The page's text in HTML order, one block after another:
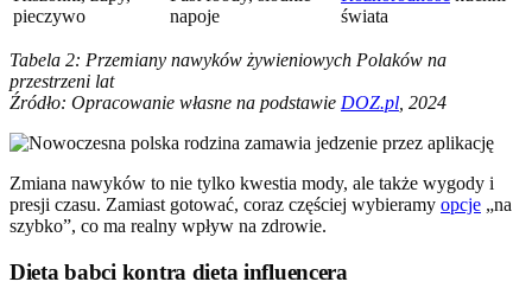
pieczywo
napoje
świata
Tabela 2: Przemiany nawyków żywieniowych Polaków na
przestrzeni lat
Źródło: Opracowanie własne na podstawie DOZ.pl , 2024
Zmiana nawyków to nie tylko kwestia mody, ale także wygody i
presji czasu. Zamiast gotować, coraz częściej wybieramy opcje „na
szybko”, co ma realny wpływ na zdrowie.
Dieta babci kontra dieta influencera